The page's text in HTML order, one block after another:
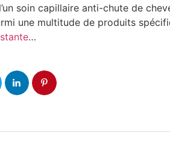
soin capillaire anti-chute de
une multitude de produits
…